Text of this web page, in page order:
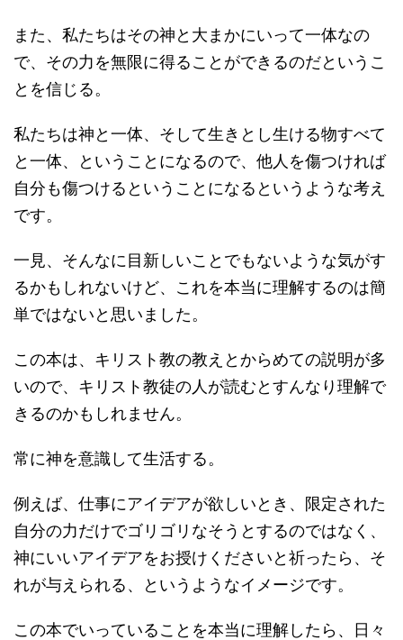
また、私たちはその神と大まかにいって一体なの
で、その力を無限に得ることができるのだというこ
とを信じる。
私たちは神と一体、そして生きとし生ける物すべて
と一体、ということになるので、他人を傷つければ
自分も傷つけるということになるというような考え
です。
一見、そんなに目新しいことでもないような気がす
るかもしれないけど、これを本当に理解するのは簡
単ではないと思いました。
この本は、キリスト教の教えとからめての説明が多
いので、キリスト教徒の人が読むとすんなり理解で
きるのかもしれません。
常に神を意識して生活する。
例えば、仕事にアイデアが欲しいとき、限定された
自分の力だけでゴリゴリなそうとするのではなく、
神にいいアイデアをお授けくださいと祈ったら、そ
れが与えられる、というようなイメージです。
この本でいっていることを本当に理解したら、日々